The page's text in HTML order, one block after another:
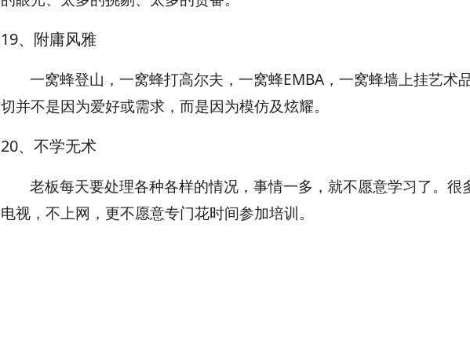
19、附庸风雅
一窝蜂登山，一窝蜂打高尔夫，一窝蜂EMBA，一窝蜂墙上挂艺术
切并不是因为爱好或需求，而是因为模仿及炫耀。
20、不学无术
老板每天要处理各种各样的情况，事情一多，就不愿意学习了。很
电视，不上网，更不愿意专门花时间参加培训。